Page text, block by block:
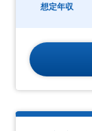
想定年収